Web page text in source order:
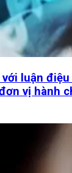
với luận
vị hành